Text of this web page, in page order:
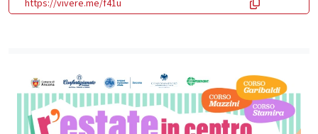
https://vivere.me/f41u